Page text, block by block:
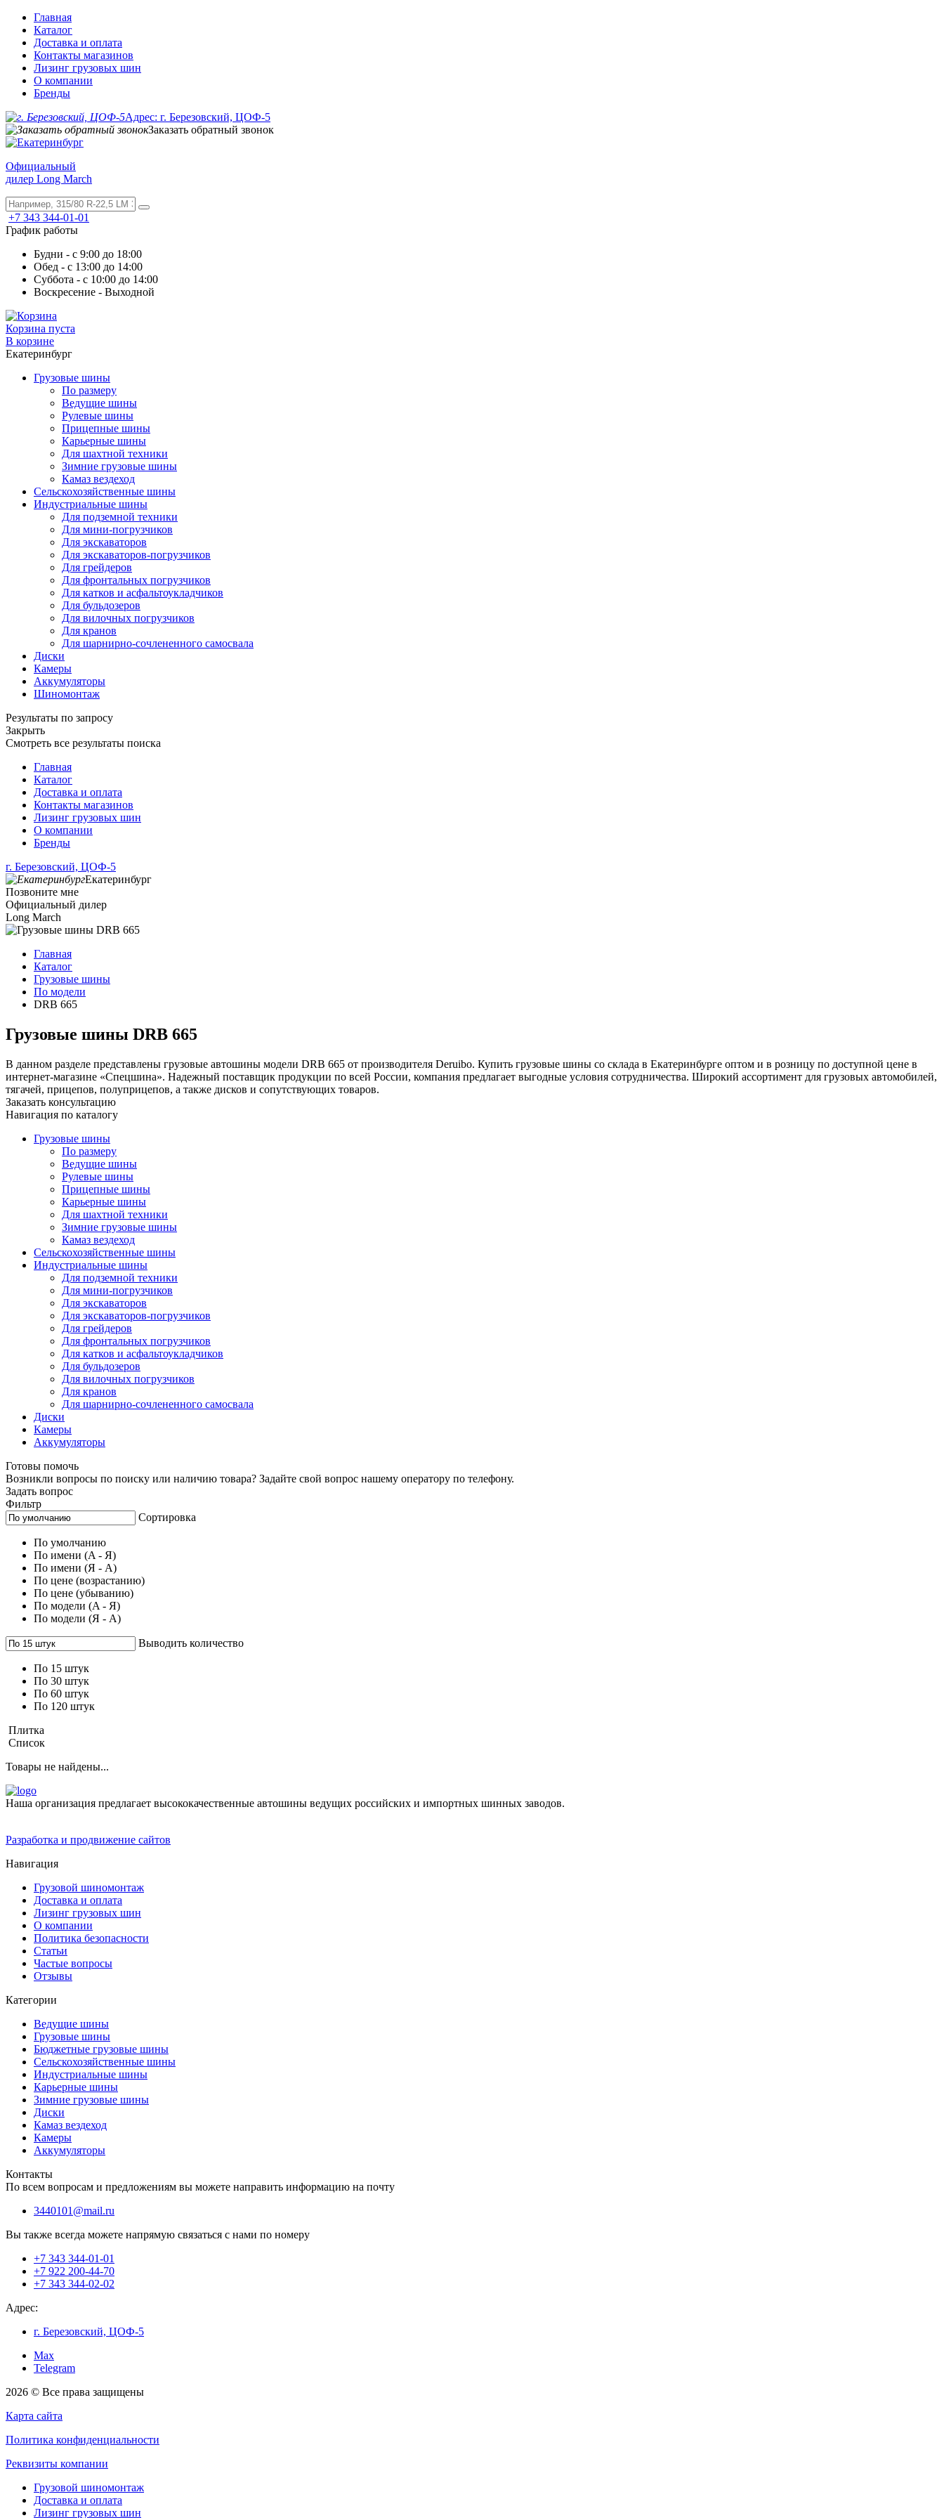
Главная
Каталог
Доставка и оплата
Контакты магазинов
Лизинг грузовых шин
О компании
Бренды
Адрес: г. Березовский, ЦОФ-5
Заказать обратный звонок
Официальный
дилер Long March
+7 343 344-01-01
График работы
Будни - с 9:00 до 18:00
Обед - с 13:00 до 14:00
Суббота - с 10:00 до 14:00
Воскресение - Выходной
Корзина пуста
В корзине
Екатеринбург
Грузовые шины
По размеру
Ведущие шины
Рулевые шины
Прицепные шины
Карьерные шины
Для шахтной техники
Зимние грузовые шины
Камаз вездеход
Сельскохозяйственные шины
Индустриальные шины
Для подземной техники
Для мини-погрузчиков
Для экскаваторов
Для экскаваторов-погрузчиков
Для грейдеров
Для фронтальных погрузчиков
Для катков и асфальтоукладчиков
Для бульдозеров
Для вилочных погрузчиков
Для кранов
Для шарнирно-сочлененного самосвала
Диски
Камеры
Аккумуляторы
Шиномонтаж
Результаты по запросу
Закрыть
Смотреть все результаты поиска
Главная
Каталог
Доставка и оплата
Контакты магазинов
Лизинг грузовых шин
О компании
Бренды
г. Березовский, ЦОФ-5
Екатеринбург
Позвоните мне
Официальный дилер
Long March
Главная
Каталог
Грузовые шины
По модели
DRB 665
Грузовые шины DRB 665
В данном разделе представлены грузовые автошины модели DRB 665 от производителя Deruibo. Купить грузовые шины со склада в Екатеринбурге оптом и в розницу по доступной цене в
интернет-магазине «Спецшина». Надежный поставщик продукции по всей России, компания предлагает выгодные условия сотрудничества. Широкий ассортимент для грузовых автомобилей,
тягачей, прицепов, полуприцепов, а также дисков и сопутствующих товаров.
Заказать консультацию
Навигация по каталогу
Грузовые шины
По размеру
Ведущие шины
Рулевые шины
Прицепные шины
Карьерные шины
Для шахтной техники
Зимние грузовые шины
Камаз вездеход
Сельскохозяйственные шины
Индустриальные шины
Для подземной техники
Для мини-погрузчиков
Для экскаваторов
Для экскаваторов-погрузчиков
Для грейдеров
Для фронтальных погрузчиков
Для катков и асфальтоукладчиков
Для бульдозеров
Для вилочных погрузчиков
Для кранов
Для шарнирно-сочлененного самосвала
Диски
Камеры
Аккумуляторы
Готовы помочь
Возникли вопросы по поиску или наличию товара? Задайте свой вопрос нашему оператору по телефону.
Задать вопрос
Фильтр
Сортировка
По умолчанию
По имени (A - Я)
По имени (Я - A)
По цене (возрастанию)
По цене (убыванию)
По модели (A - Я)
По модели (Я - A)
Выводить количество
По 15 штук
По 30 штук
По 60 штук
По 120 штук
Плитка
Список
Товары не найдены...
Наша организация предлагает высококачественные автошины ведущих российских и импортных шинных заводов.
Разработка и продвижение сайтов
Навигация
Грузовой шиномонтаж
Доставка и оплата
Лизинг грузовых шин
О компании
Политика безопасности
Статьи
Частые вопросы
Отзывы
Категории
Ведущие шины
Грузовые шины
Бюджетные грузовые шины
Сельскохозяйственные шины
Индустриальные шины
Карьерные шины
Зимние грузовые шины
Диски
Камаз вездеход
Камеры
Аккумуляторы
Контакты
По всем вопросам и предложениям вы можете направить информацию на почту
3440101@mail.ru
Вы также всегда можете напрямую связаться с нами по номеру
+7 343 344-01-01
+7 922 200-44-70
+7 343 344-02-02
Адрес:
г. Березовский, ЦОФ-5
Max
Telegram
2026 © Все права защищены
Карта сайта
Политика конфиденциальности
Реквизиты компании
Грузовой шиномонтаж
Доставка и оплата
Лизинг грузовых шин